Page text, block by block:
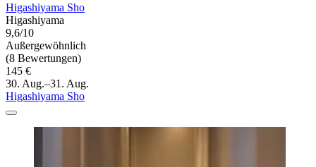
Higashiyama Sho
Higashiyama
9,6/10
Außergewöhnlich
(8 Bewertungen)
145 €
30. Aug.–31. Aug.
Higashiyama Sho